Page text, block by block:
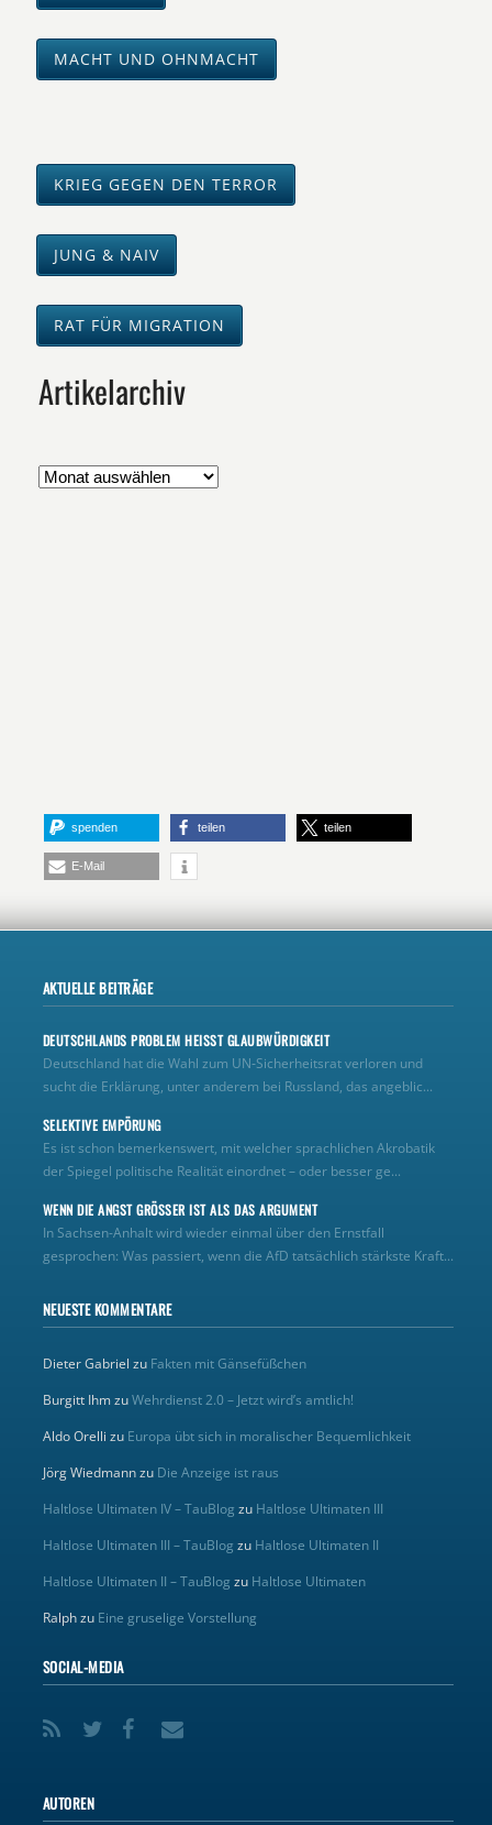
MACHT UND OHNMACHT
KRIEG GEGEN DEN TERROR
JUNG & NAIV
RAT FÜR MIGRATION
Artikelarchiv
spenden teilen teilen
E-Mail
AKTUELLE BEITRÄGE
DEUTSCHLANDS PROBLEM HEISST GLAUBWÜRDIGKEIT
Deutschland hat die Wahl zum UN‑Sicherheitsrat verloren und
sucht die Erklärung, unter anderem bei Russland, das angeblic...
SELEKTIVE EMPÖRUNG
Es ist schon bemerkenswert, mit welcher sprachlichen Akrobatik
der Spiegel politische Realität einordnet – oder besser ge...
WENN DIE ANGST GRÖSSER IST ALS DAS ARGUMENT
In Sachsen-Anhalt wird wieder einmal über den Ernstfall
gesprochen: Was passiert, wenn die AfD tatsächlich stärkste Kraft...
NEUESTE KOMMENTARE
Dieter Gabriel zu Fakten mit Gänsefüßchen
Burgitt IhmzuWehrdienst 2.0 – Jetzt wird’s amtlich!
Aldo Orelli zu Europa übt sich in moralischer Bequemlichkeit
Jörg Wiedmannzu Die Anzeige ist raus
Haltlose Ultimaten IV – TauBlog zu Haltlose Ultimaten III
Haltlose Ultimaten III – TauBlog zu Haltlose Ultimaten II
Haltlose Ultimaten II – TauBlog zu Haltlose Ultimaten
Ralphzu Eine gruselige Vorstellung
SOCIAL-MEDIA
AUTOREN